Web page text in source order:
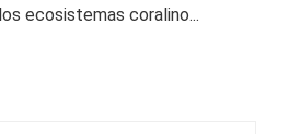
ecosistemas coralino...